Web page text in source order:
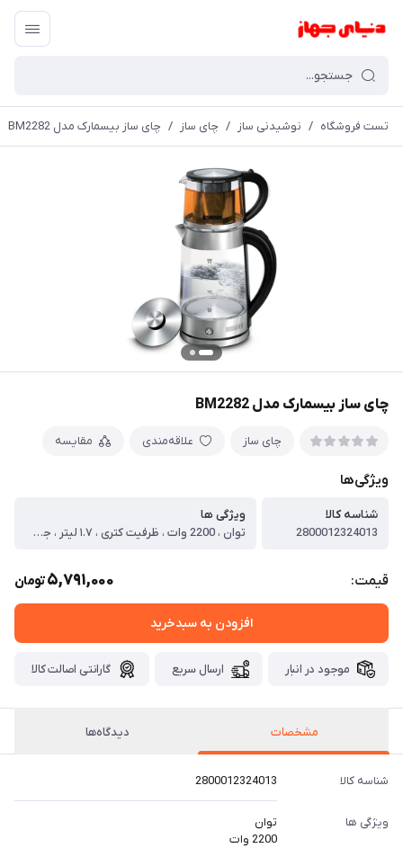
تست فروشگاه / نوشیدنی ساز / چای ساز / چای ساز بیسمارک مدل BM2282
چای ساز بیسمارک مدل BM2282
چای ساز علاقه‌مندی مقایسه
ویژگی‌ها
شناسه کالا
2800012324013
ویژگی ها
توان ، 2200 وات ، ظرفیت کتری ، ۱.۷ لیتر ، جنس بدنه کتری ، شیشه (پیرکس) ، فیلتر تفاله ، دارد ، نشانگر جوش آمدن ، دارد ، صفحه گرم نگهدارنده کتری ، ندارد ، قطع کن خودکار ، دارد ، سیستم ایمنی ، پیشرفته ، پنل لمسی ، ندارد ، قابلیت چرخش 360 درجه ، دارد ، مشخصات قوری ، ظرفیت قوری ، 1.۵ لیتر ، جنس بدنه قوری ، شیشه (پیرکس) ، محل قرار گیری قوری ، روی کتری
قیمت: 5,791,000تومان
افزودن به سبدخرید
موجود در انبار ارسال سریع گارانتی اصالت کالا
مشخصات دیدگاه‌ها
شناسه کالا 2800012324013
ویژگی ها
توان
2200 وات